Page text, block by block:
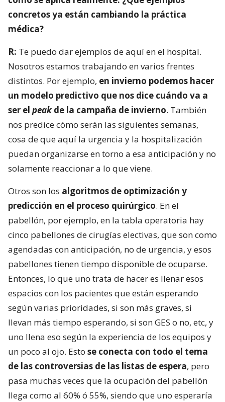
concretos ya están cambiando la práctica
médica?
R: Te puedo dar ejemplos de aquí en el hospital.
Nosotros estamos trabajando en varios frentes
distintos. Por ejemplo, en invierno podemos hacer
un modelo predictivo que nos dice cuándo va a
ser el peakde la campaña de invierno. También
nos predice cómo serán las siguientes semanas,
cosa de que aquí la urgencia y la hospitalización
puedan organizarse en torno a esa anticipación y no
solamente reaccionar a lo que viene.
Otros son los algoritmos de optimización y
predicción en el proceso quirúrgico. En el
pabellón, por ejemplo, en la tabla operatoria hay
cinco pabellones de cirugías electivas, que son como
agendadas con anticipación, no de urgencia, y esos
pabellones tienen tiempo disponible de ocuparse.
Entonces, lo que uno trata de hacer es llenar esos
espacios con los pacientes que están esperando
según varias prioridades, si son más graves, si
llevan más tiempo esperando, si son GES o no, etc, y
uno llena eso según la experiencia de los equipos y
un poco al ojo. Esto se conecta con todo el tema
de las controversias de las listas de espera, pero
pasa muchas veces que la ocupación del pabellón
llega como al 60% ó 55%, siendo que uno esperaría